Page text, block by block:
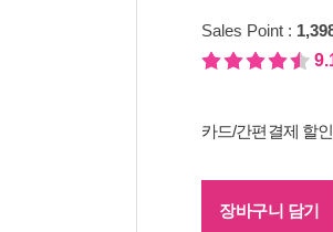
Sales Point :
카드/간편결제 할인
장바구니 담기